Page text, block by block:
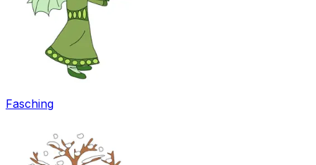
Fasching